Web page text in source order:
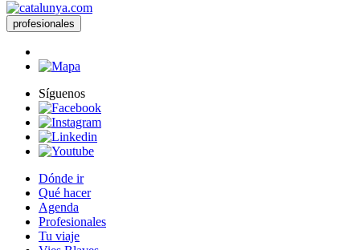
profesionales
Síguenos
Dónde ir
Qué hacer
Agenda
Profesionales
Tu viaje